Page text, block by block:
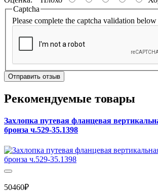
Captcha
Please complete the captcha validation below
Отправить отзыв
Рекомендуемые товары
Захлопка путевая фланцевая
бронза ч.529-35.1398
50460₽